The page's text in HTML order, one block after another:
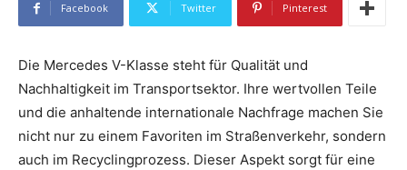
Facebook Twitter Pinterest
Die Mercedes V-Klasse steht für Qualität und
Nachhaltigkeit im Transportsektor. Ihre wertvollen Teile
und die anhaltende internationale Nachfrage machen Sie
nicht nur zu einem Favoriten im Straßenverkehr, sondern
auch im Recyclingprozess. Dieser Aspekt sorgt für eine